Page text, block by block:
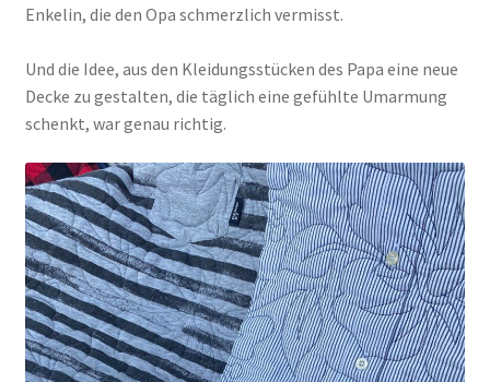
Enkelin, die den Opa schmerzlich vermisst.
Und die Idee, aus den Kleidungsstücken des Papa eine neue
Decke zu gestalten, die täglich eine gefühlte Umarmung
schenkt, war genau richtig.